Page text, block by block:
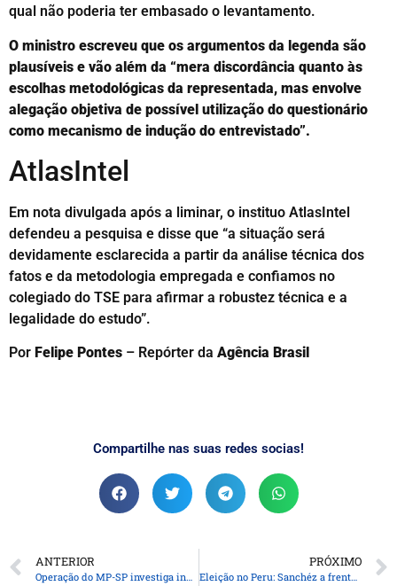
qual não poderia ter embasado o levantamento.
O ministro escreveu que os argumentos da legenda são
plausíveis e vão além da “mera discordância quanto às
escolhas metodológicas da representada, mas envolve
alegação objetiva de possível utilização do questionário
como mecanismo de indução do entrevistado”.
AtlasIntel
Em nota divulgada após a liminar, o instituo AtlasIntel
defendeu a pesquisa e disse que “a situação será
devidamente esclarecida a partir da análise técnica dos
fatos e da metodologia empregada e confiamos no
colegiado do TSE para afirmar a robustez técnica e a
legalidade do estudo”.
Por Felipe Pontes – Repórter da Agência Brasil
Compartilhe nas suas redes socias!
ANTERIOR
Operação do MP-SP investiga infiltração do PCC na polícia
PRÓXIMO
Eleição no Peru: Sanchéz a frente de Fujimori por apenas 19 mil votos